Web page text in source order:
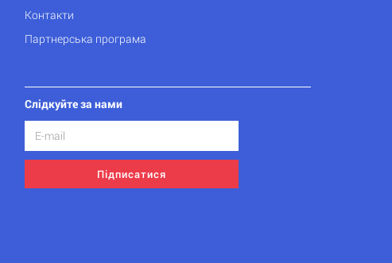
Контакти
Партнерська програма
Слідкуйте за нами
Підписатися